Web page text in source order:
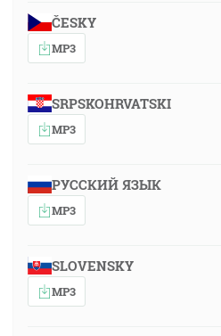
ČESKY
MP3
SRPSKOHRVATSKI
MP3
РУССКИЙ ЯЗЫК
MP3
SLOVENSKY
MP3